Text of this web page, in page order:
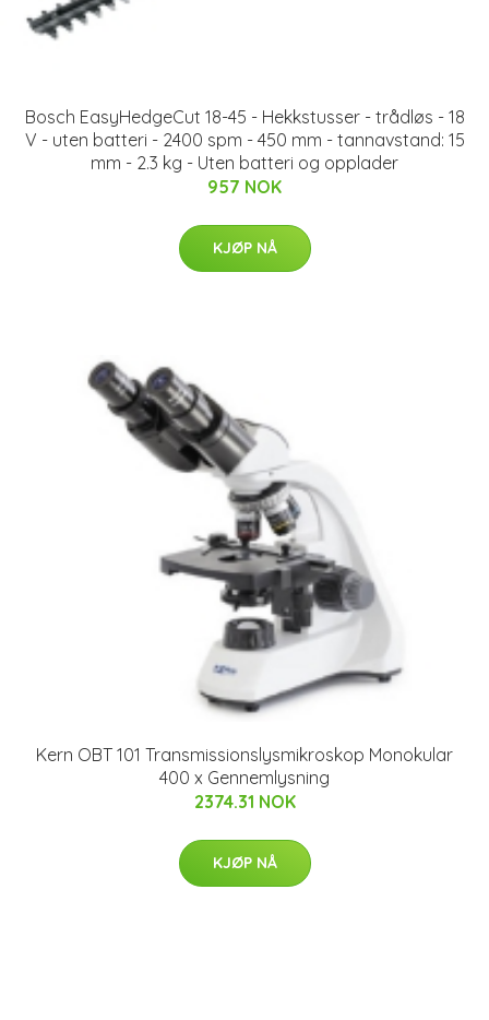
Bosch EasyHedgeCut 18-45 - Hekkstusser - trådløs - 18
V - uten batteri - 2400 spm - 450 mm - tannavstand: 15
mm - 2.3 kg - Uten batteri og opplader
957 NOK
KJØP NÅ
Kern OBT 101 Transmissionslysmikroskop Monokular
400 x Gennemlysning
2374.31 NOK
KJØP NÅ